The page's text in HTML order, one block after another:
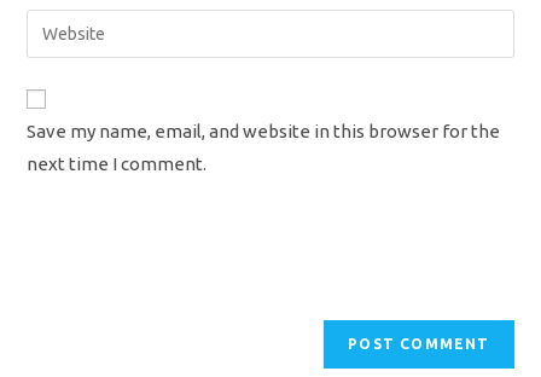
comment
email
address
Enter
your
URL
(optional)
Save my name, email, and website in this browser for the
next time I comment.